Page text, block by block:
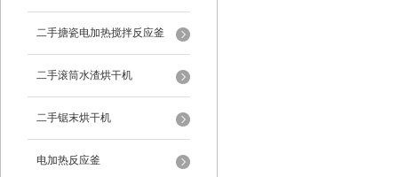
二手搪瓷电加热搅拌反应釜
二手滚筒水渣烘干机
二手锯末烘干机
电加热反应釜